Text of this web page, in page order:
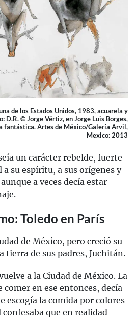
de los Estados Unidos, 1983, acuarela y
D.R. © Jorge Vértiz, en Jorge Luis Borges,
fantástica. Artes de México/Galería Arvil,
Mexico: 2013
un carácter rebelde, fuerte
su espíritu, a sus orígenes y
a veces decía estar
Toledo en París
de México, pero creció su
tierra de sus padres, Juchitán.
a la Ciudad de México. La
comer en ese entonces, decía
escogía la comida por colores
que en realidad